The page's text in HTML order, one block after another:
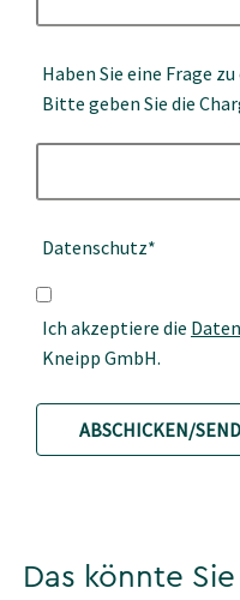
Haben Sie eine Frage
Bitte geben Sie die
Datenschutz*
Ich akzeptiere die
Kneipp GmbH.
ABSCHICKEN/
Das könnte